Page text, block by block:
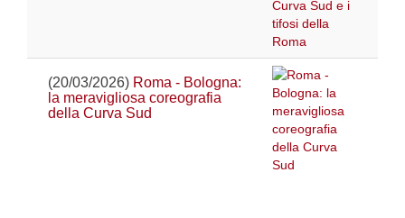
(20/03/2026) Roma - Bologna:
la meravigliosa coreografia
della Curva Sud